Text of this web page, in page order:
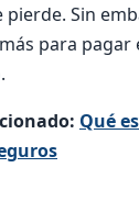
pierde. Sin
para pagar
Qué